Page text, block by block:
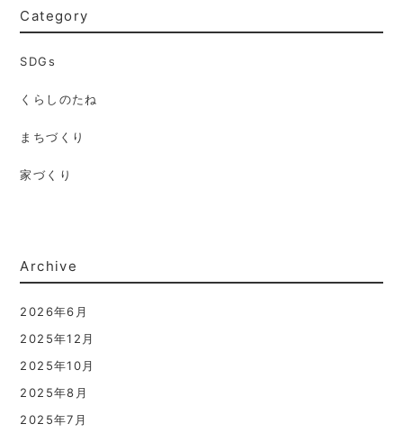
Category
SDGs
くらしのたね
まちづくり
家づくり
Archive
2026年6月
2025年12月
2025年10月
2025年8月
2025年7月